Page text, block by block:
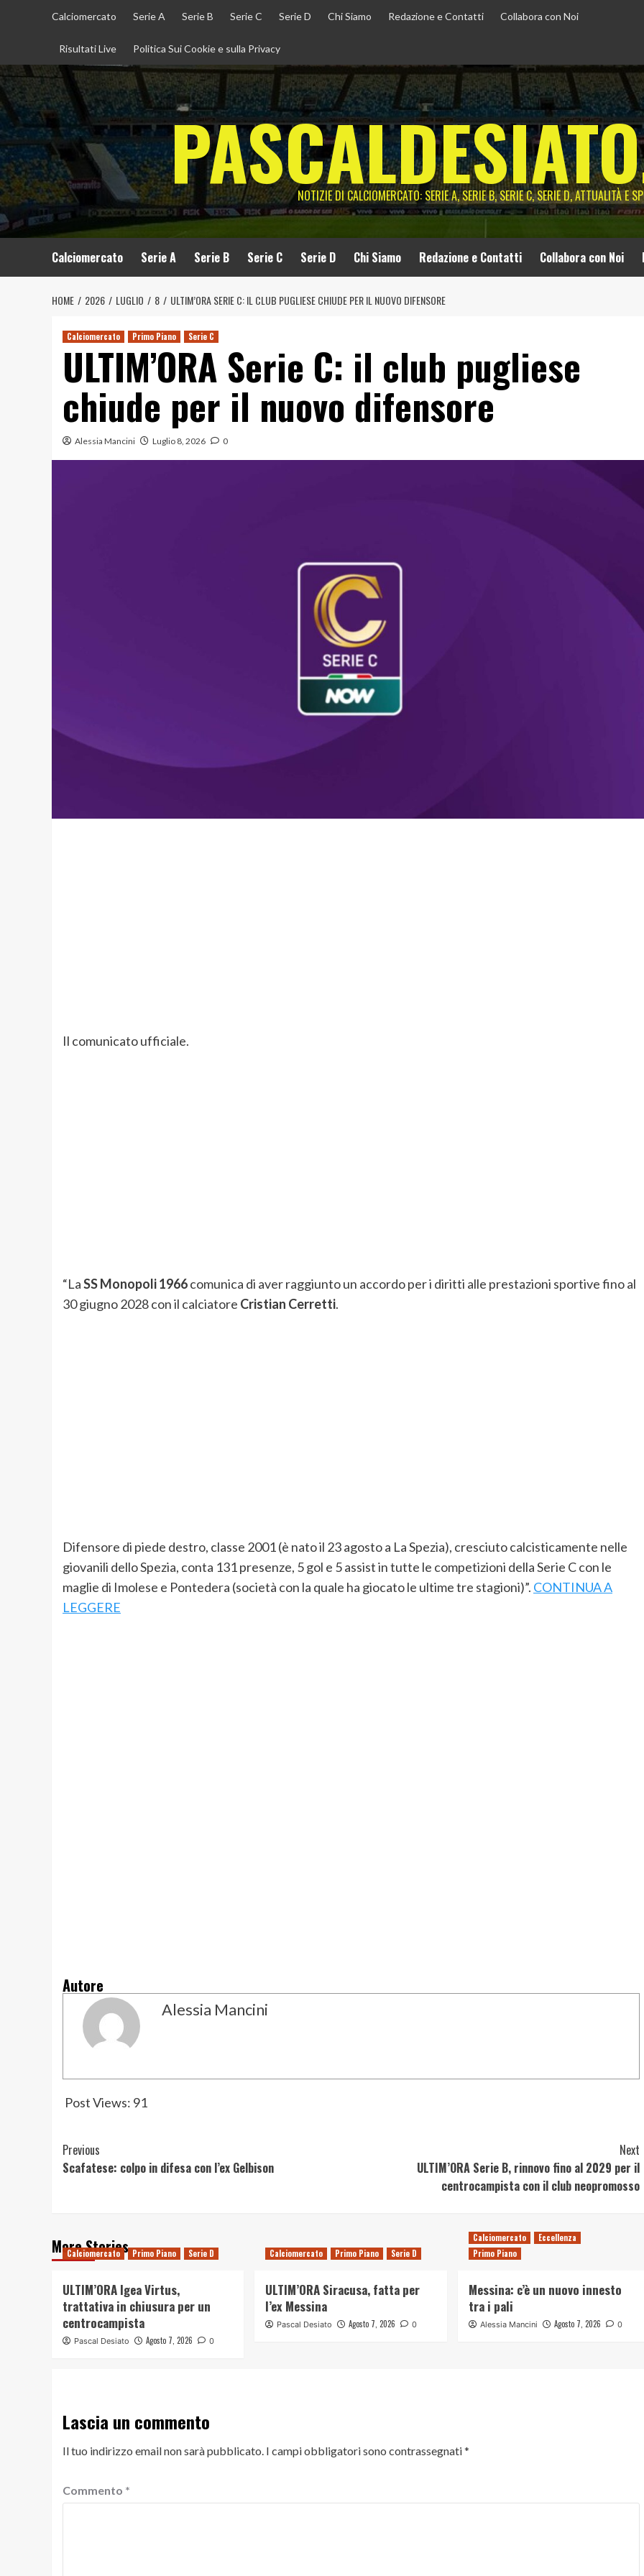
Calciomercato Serie A Serie B Serie C Serie D Chi Siamo Redazione e Contatti Collabora con Noi
Risultati Live Politica Sui Cookie e sulla Privacy
NOTIZIE DI CALCIOMERCATO: SERIE A, SERIE B, SERIE C, SERIE D, ATTUALITÀ E
Calciomercato Serie A Serie B Serie C Serie D Chi Siamo Redazione e Contatti Collabora con Noi
HOME 2026 LUGLIO 8 ULTIM’ORA SERIE C: IL CLUB PUGLIESE CHIUDE PER IL NUOVO DIFENSORE
Calciomercato Primo Piano Serie C
ULTIM’ORA Serie C: il club pugliese
chiude per il nuovo difensore
Alessia Mancini Luglio 8, 2026 0
Il comunicato ufficiale.
“LaSS Monopoli 1966comunica di aver raggiunto un accordo per i diritti alle prestazioni sportive fino al
30 giugno 2028 con il calciatore Cristian Cerretti.
Difensore di piede destro, classe 2001 (è nato il 23 agosto a La Spezia), cresciuto calcisticamente nelle
giovanili dello Spezia, conta 131 presenze, 5 gol e 5 assist in tutte le competizioni della Serie C con le
maglie di Imolese e Pontedera (società con la quale ha giocato le ultime tre stagioni)”. CONTINUA A
LEGGERE
Autore
Alessia Mancini
Post Views: 91
Post
Navigation
Previous
Scafatese: colpo in difesa con l’ex Gelbison
Next
ULTIM’ORA Serie B, rinnovo fino al 2029 per il
centrocampista con il club neopromosso
More Stories
Calciomercato Primo Piano Serie D
ULTIM’ORA Igea Virtus,
trattativa in chiusura per un
centrocampista
Pascal Desiato Agosto 7, 2026 0
Calciomercato Primo Piano Serie D
ULTIM’ORA Siracusa, fatta per
l’ex Messina
Pascal Desiato Agosto 7, 2026 0
Calciomercato
Eccellenza
Primo Piano
Messina: c’è un nuovo innesto
tra i pali
Alessia Mancini Agosto 7, 2026 0
Lascia un commento
Il tuo indirizzo email non sarà pubblicato. I campi obbligatori sono contrassegnati*
Commento *